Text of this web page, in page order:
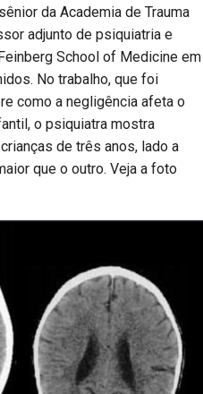
da Academia de Trauma
adjunto de psiquiatria e
School of Medicine em
No trabalho, que foi
como a negligência afeta o
o psiquiatra mostra
de três anos, lado a
que o outro. Veja a foto